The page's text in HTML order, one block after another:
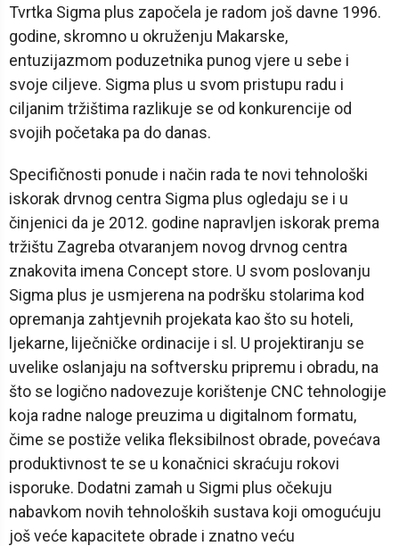
Tvrtka Sigma plus započela je radom još davne 1996.
godine, skromno u okruženju Makarske,
entuzijazmom poduzetnika punog vjere u sebe i
svoje ciljeve. Sigma plus u svom pristupu radu i
ciljanim tržištima razlikuje se od konkurencije od
svojih početaka pa do danas.
Specifičnosti ponude i način rada te novi tehnološki
iskorak drvnog centra Sigma plus ogledaju se i u
činjenici da je 2012. godine napravljen iskorak prema
tržištu Zagreba otvaranjem novog drvnog centra
znakovita imena Concept store. U svom poslovanju
Sigma plus je usmjerena na podršku stolarima kod
opremanja zahtjevnih projekata kao što su hoteli,
ljekarne, liječničke ordinacije i sl. U projektiranju se
uvelike oslanjaju na softversku pripremu i obradu, na
što se logično nadovezuje korištenje CNC tehnologije
koja radne naloge preuzima u digitalnom formatu,
čime se postiže velika fleksibilnost obrade, povećava
produktivnost te se u konačnici skraćuju rokovi
isporuke. Dodatni zamah u Sigmi plus očekuju
nabavkom novih tehnoloških sustava koji omogućuju
još veće kapacitete obrade i znatno veću